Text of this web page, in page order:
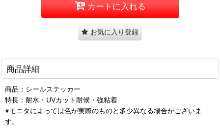
カートに入れる
お気に入り登録
商品詳細
商品：シールステッカー
特長：耐水・UVカット耐候・強粘着
※モニタによっては色が実際のものと多少異なる場合がございま
す。